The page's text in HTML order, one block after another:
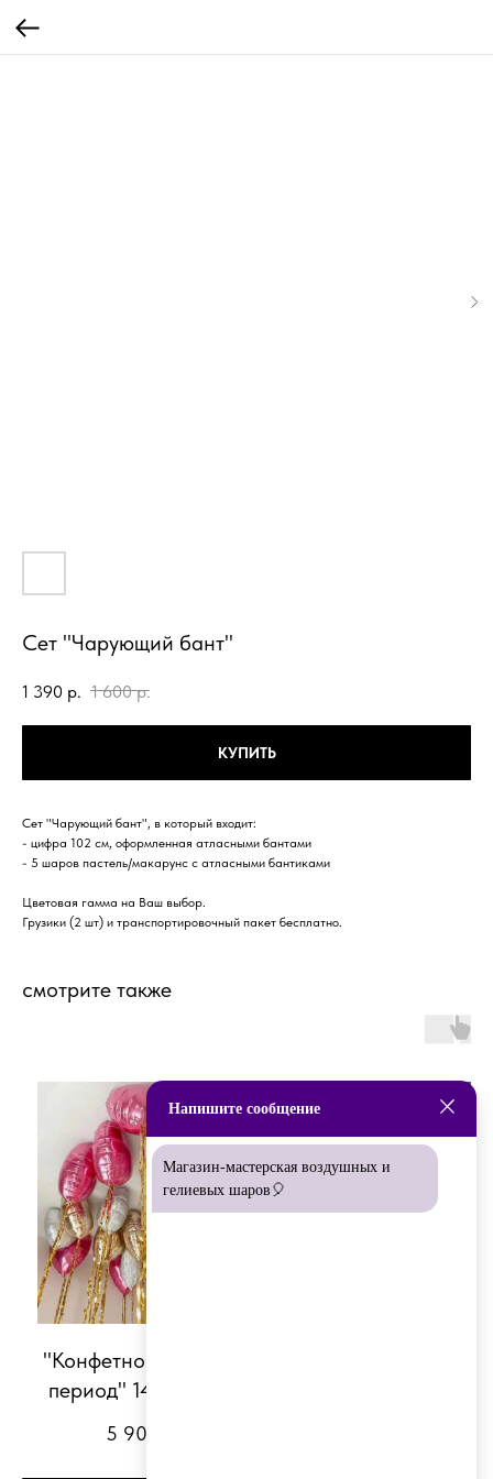
Сет "Чарующий бант"
1 390 р. 1 600 р.
КУПИТЬ
Сет "Чарующий бант", в который входит:
- цифра 102 см, оформленная атласными бантами
- 5 шаров пастель/макарунс с атласными бантиками
Цветовая гамма на Ваш выбор.
Грузики (2 шт) и транспортировочный пакет бесплатно.
смотрите также
"Конфетно-букетный
период" 14 февраля
5 900
Напишите сообщение
Магазин-мастерская воздушных и
гелиевых шаров🎈